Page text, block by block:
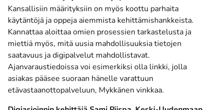
Kansallisiin määrityksiin on myös koottu parhaita
käytäntöjä ja oppeja aiemmista kehittämishankkeista.
Kannattaa aloittaa omien prosessien tarkastelusta ja
miettiä myös, mitä uusia mahdollisuuksia tietojen
saatavuus ja digipalvelut mahdollistavat.
Ajanvaraustiedoissa voi esimerkiksi olla linkki, jolla
asiakas pääsee suoraan hänelle varattuun
etävastaanottopalveluun, Mykkänen vinkkaa.